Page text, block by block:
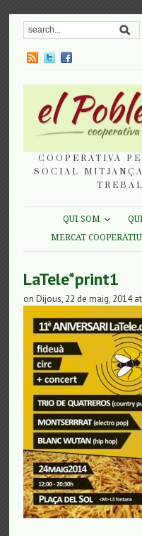
COOPERATIVA
SOCIAL
QUI SOM
MERCAT COOPERATIU
LaTele*print1
on Dijous, 22 de maig, 2014